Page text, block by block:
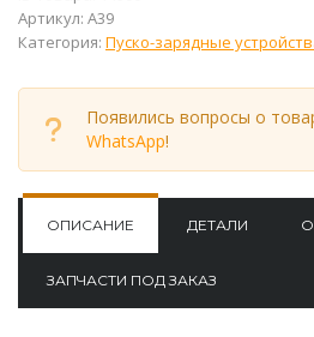
Артикул: A39
Категория: Пуско-зарядные
Появились вопросы о
WhatsApp!
ОПИСАНИЕ ДЕТАЛИ
ЗАПЧАСТИ ПОД ЗАКАЗ